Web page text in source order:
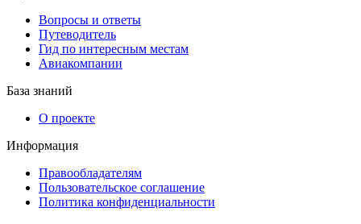
Вопросы и ответы
Путеводитель
Гид по интересным местам
Авиакомпании
База знаний
О проекте
Информация
Правообладателям
Пользовательское соглашение
Политика конфиденциальности